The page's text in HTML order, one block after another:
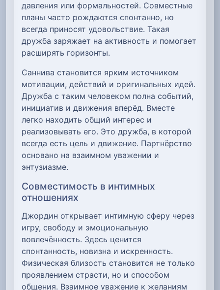
давления или формальностей. Совместные
планы часто рождаются спонтанно, но
всегда приносят удовольствие. Такая
дружба заряжает на активность и помогает
расширять горизонты.
Саннива становится ярким источником
мотивации, действий и оригинальных идей.
Дружба с таким человеком полна событий,
инициатив и движения вперёд. Вместе
легко находить общий интерес и
реализовывать его. Это дружба, в которой
всегда есть цель и движение. Партнёрство
основано на взаимном уважении и
энтузиазме.
Совместимость в интимных
отношениях
Джордин открывает интимную сферу через
игру, свободу и эмоциональную
вовлечённость. Здесь ценится
спонтанность, новизна и искренность.
Физическая близость становится не только
проявлением страсти, но и способом
общения. Взаимное уважение к желаниям